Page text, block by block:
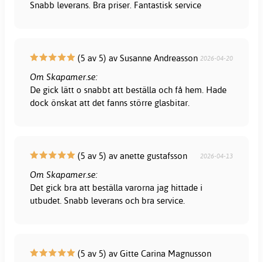
Snabb leverans. Bra priser. Fantastisk service
(5 av 5) av Susanne Andreasson 2026-04-20
Om Skapamer.se:
De gick lätt o snabbt att beställa och få hem. Hade
dock önskat att det fanns större glasbitar.
(5 av 5) av anette gustafsson 2026-04-13
Om Skapamer.se:
Det gick bra att beställa varorna jag hittade i
utbudet. Snabb leverans och bra service.
(5 av 5) av Gitte Carina Magnusson